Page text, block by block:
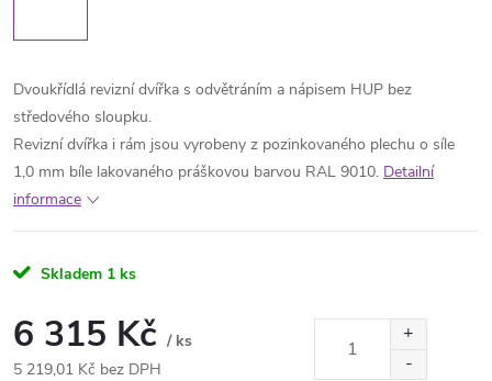
Dvoukřídlá revizní dvířka s odvětráním a nápisem HUP bez
středového sloupku.
Revizní dvířka i rám jsou vyrobeny z pozinkovaného plechu o síle
1,0 mm bíle lakovaného práškovou barvou RAL 9010. Detailní
informace
Skladem 1 ks
6 315 Kč / ks
5 219,01 Kč bez DPH